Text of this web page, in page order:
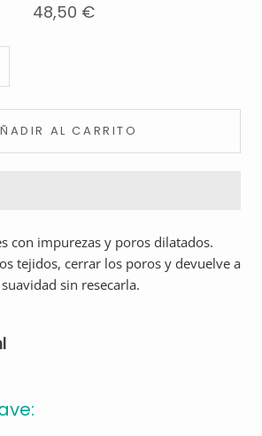
48,50 €
AL CARRITO
con impurezas y poros dilatados.
tejidos, cerrar los poros y devuelve a
sin resecarla.